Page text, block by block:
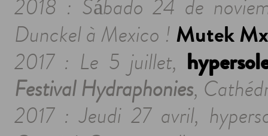
2018 : Sábado 24 de
Dunckel à Mexico ! Mutek Mx
2017 : Le 5 juillet,
Festival Hydraphonies,
2017 : Jeudi 27 avril,